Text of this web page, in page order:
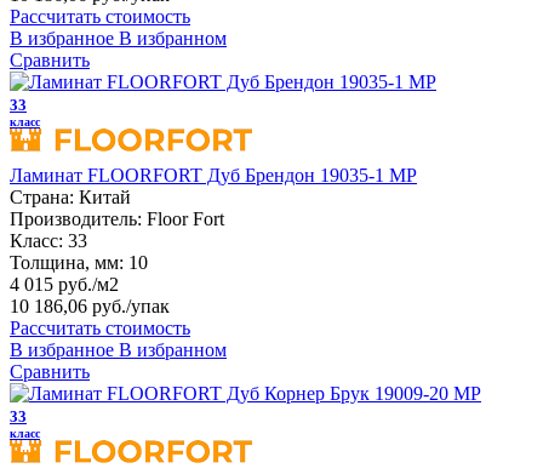
Рассчитать стоимость
В избранное В избранном
Сравнить
33
класс
Ламинат FLOORFORT Дуб Брендон 19035-1 MP
Страна: Китай
Производитель: Floor Fort
Класс: 33
Толщина, мм: 10
4 015 руб./м2
10 186,06 руб./упак
Рассчитать стоимость
В избранное В избранном
Сравнить
33
класс